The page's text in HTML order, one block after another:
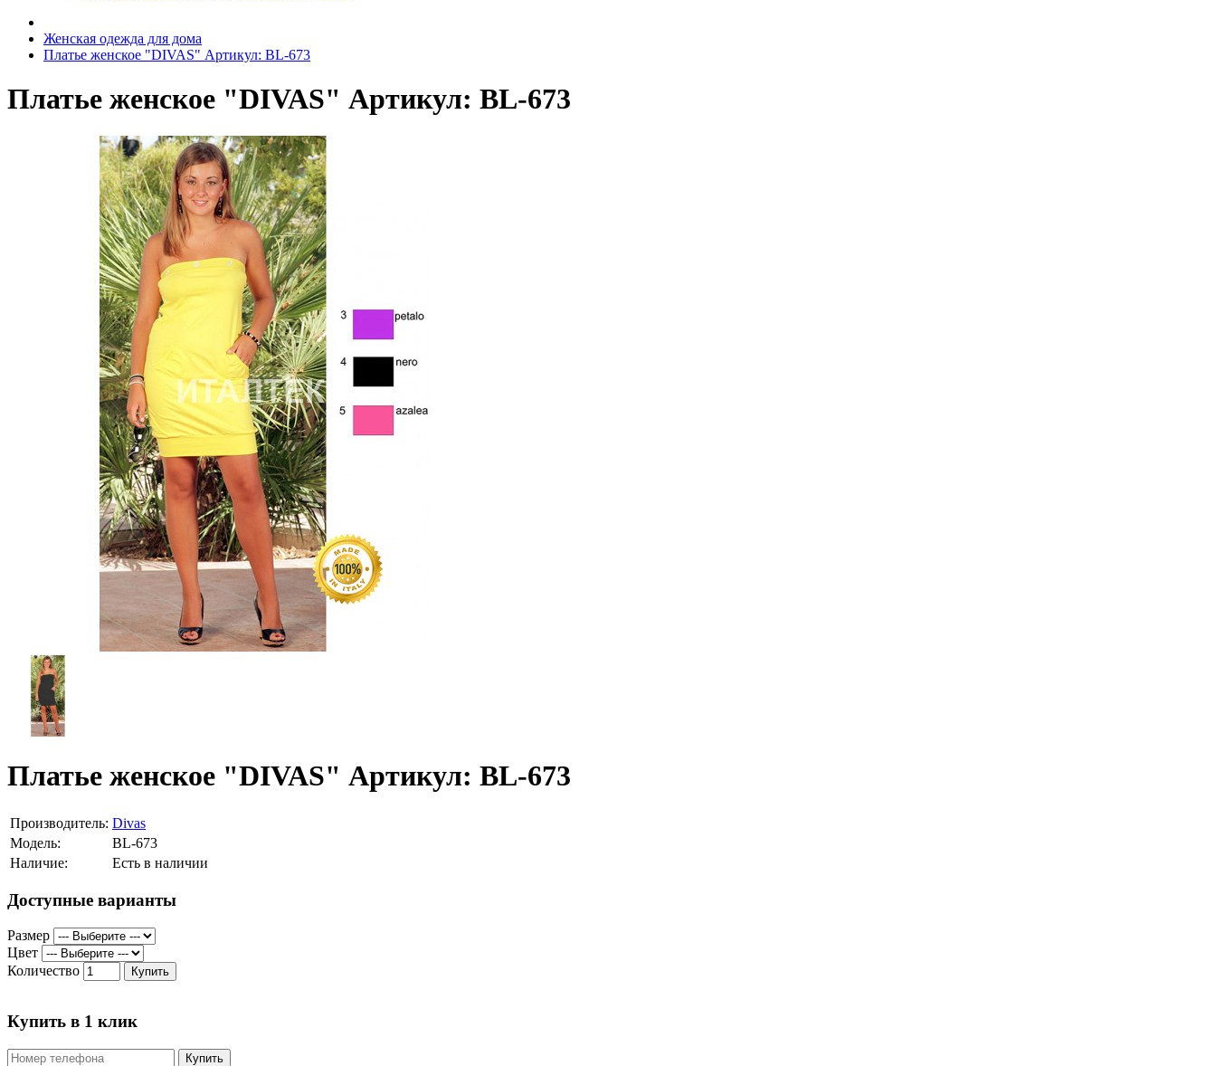
Женская одежда для дома
Платье женское "DIVAS" Артикул: BL-673
Платье женское "DIVAS" Артикул: BL-673
Платье женское "DIVAS" Артикул: BL-673
Производитель: Divas
Модель:
BL-673
Наличие:
Есть в наличии
Доступные варианты
Размер
Цвет
Количество
Купить
Купить в 1 клик
Купить